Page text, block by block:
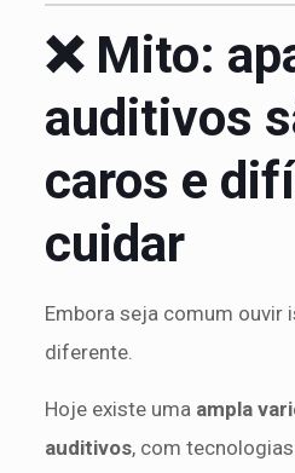
❌ Mito:
auditivos
caros e
cuidar
Embora seja comum ouvir
diferente.
Hoje existe uma ampla
auditivos, com